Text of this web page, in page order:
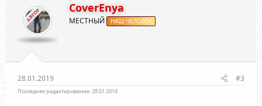
АВТОР CoverEnya
МЕСТНЫЙ НАШ ЧЕЛОВЕК
28.01.2019 #3
Последнее редактирование:28.01.2019